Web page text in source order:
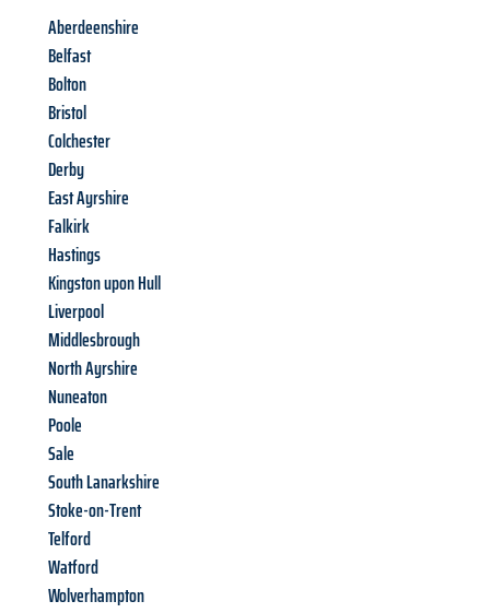
Aberdeenshire
Belfast
Bolton
Bristol
Colchester
Derby
East Ayrshire
Falkirk
Hastings
Kingston upon Hull
Liverpool
Middlesbrough
North Ayrshire
Nuneaton
Poole
Sale
South Lanarkshire
Stoke-on-Trent
Telford
Watford
Wolverhampton